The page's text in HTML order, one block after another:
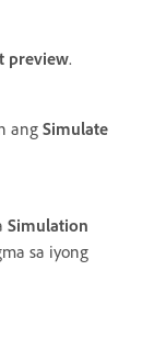
preview.
ang Simulate
Simulation
sa iyong